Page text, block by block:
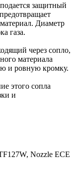
защитный
Диаметр
газа.
через сопло,
материала
и ровную кромку.
этого сопла
и
Nozzle ECE